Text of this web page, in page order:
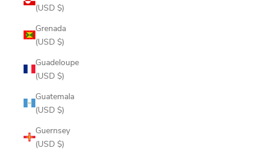
(USD $)
Grenada
(USD $)
Guadeloupe
(USD $)
Guatemala
(USD $)
Guernsey
(USD $)